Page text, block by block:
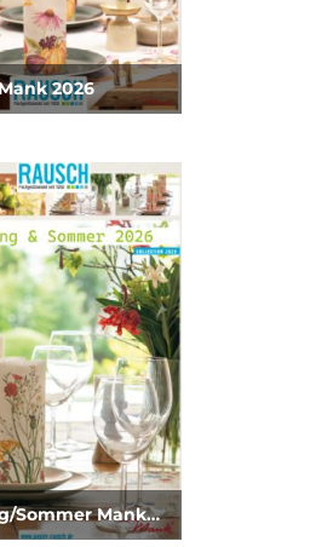
2026
Frühling/Sommer Mank 2026